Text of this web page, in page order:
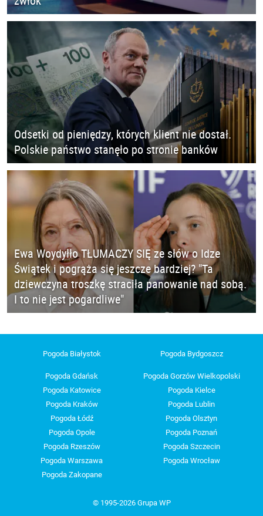
Odsetki od pieniędzy, których klient nie dostał.
Polskie państwo stanęło po stronie banków
Ewa Woydyłło TŁUMACZY SIĘ ze słów o Idze
Świątek i pogrąża się jeszcze bardziej? "Ta
dziewczyna troszkę straciła panowanie nad sobą.
I to nie jest pogardliwe"
Pogoda Białystok Pogoda Bydgoszcz
Pogoda Gdańsk
Pogoda Gorzów Wielkopolski
Pogoda Katowice
Pogoda Kielce
Pogoda Kraków
Pogoda Lublin
Pogoda Łódź
Pogoda Olsztyn
Pogoda Opole
Pogoda Poznań
Pogoda Rzeszów
Pogoda Szczecin
Pogoda Warszawa
Pogoda Wrocław
Pogoda Zakopane
© 1995-2026 Grupa WP